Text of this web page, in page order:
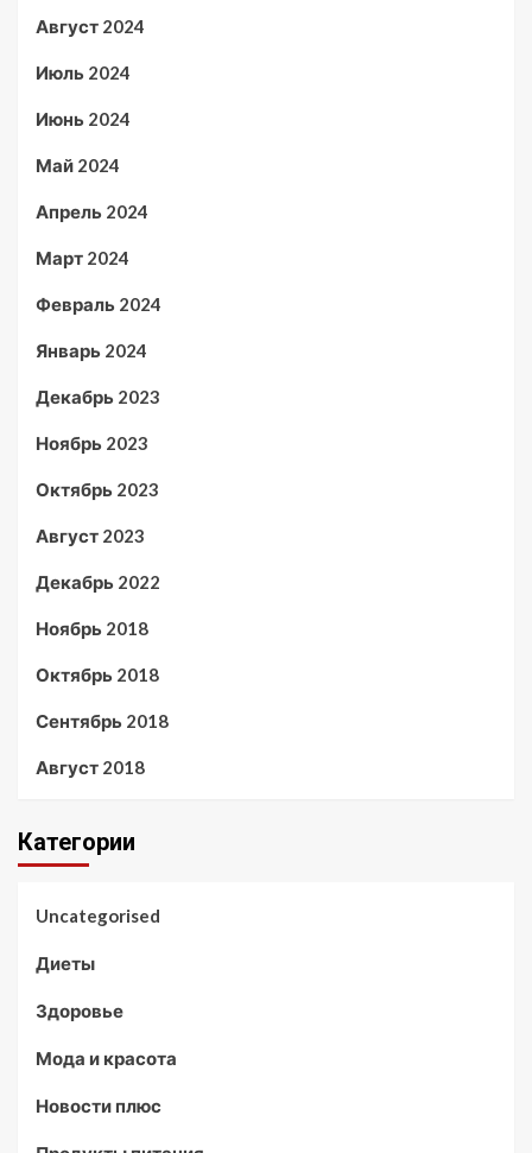
Август 2024
Июль 2024
Июнь 2024
Май 2024
Апрель 2024
Март 2024
Февраль 2024
Январь 2024
Декабрь 2023
Ноябрь 2023
Октябрь 2023
Август 2023
Декабрь 2022
Ноябрь 2018
Октябрь 2018
Сентябрь 2018
Август 2018
Категории
Uncategorised
Диеты
Здоровье
Мода и красота
Новости плюс